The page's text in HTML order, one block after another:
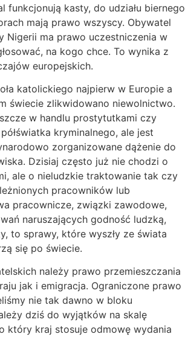
funkcjonują kasty, do udziału biernego
mają prawo wszyscy. Obywatel
Nigerii ma prawo uczestniczenia w
na kogo chce. To wynika z
europejskich.
katolickiego najpierw w Europie a
świecie zlikwidowano niewolnictwo.
w handlu prostytutkami czy
kryminalnego, ale jest
zorganizowane dążenie do
Dzisiaj często już nie chodzi o
ale o nieludzkie traktowanie tak czy
pracowników lub
pracownicze, związki zawodowe,
naruszających godność ludzką,
to sprawy, które wyszły ze świata
się po świecie.
należy prawo przemieszczania
jak i emigracja. Ograniczone prawo
nie tak dawno w bloku
dziś do wyjątków na skalę
który kraj stosuje odmowę wydania